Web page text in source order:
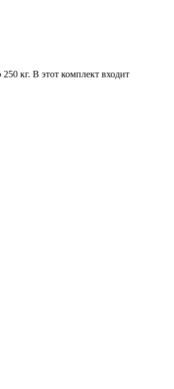
кг. В этот комплект входит